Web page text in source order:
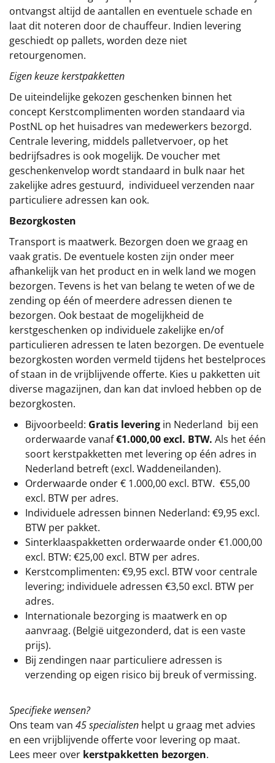
ontvangst altijd de aantallen en eventuele schade en
laat dit noteren door de chauffeur. Indien levering
geschiedt op pallets, worden deze niet
retourgenomen.
Eigen keuze kerstpakketten
De uiteindelijke gekozen geschenken binnen het
concept Kerstcomplimenten worden standaard via
PostNL op het huisadres van medewerkers bezorgd.
Centrale levering, middels palletvervoer, op het
bedrijfsadres is ook mogelijk. De voucher met
geschenkenvelop wordt standaard in bulk naar het
zakelijke adres gestuurd, individueel verzenden naar
particuliere adressen kan ook.
Bezorgkosten
Transport is maatwerk. Bezorgen doen we graag en
vaak gratis. De eventuele kosten zijn onder meer
afhankelijk van het product en in welk land we mogen
bezorgen. Tevens is het van belang te weten of we de
zending op één of meerdere adressen dienen te
bezorgen. Ook bestaat de mogelijkheid de
kerstgeschenken op individuele zakelijke en/of
particulieren adressen te laten bezorgen. De eventuele
bezorgkosten worden vermeld tijdens het bestelproces
of staan in de vrijblijvende offerte. Kies u pakketten uit
diverse magazijnen, dan kan dat invloed hebben op de
bezorgkosten.
Bijvoorbeeld: Gratis levering in Nederland bij een
orderwaarde vanaf€1.000,00 excl. BTW. Als het één
soort kerstpakketten met levering op één adres in
Nederland betreft (excl. Waddeneilanden).
Orderwaarde onder € 1.000,00 excl. BTW. €55,00
excl. BTW per adres.
Individuele adressen binnen Nederland: €9,95 excl.
BTW per pakket.
Sinterklaaspakketten orderwaarde onder €1.000,00
excl. BTW: €25,00 excl. BTW per adres.
Kerstcomplimenten: €9,95 excl. BTW voor centrale
levering; individuele adressen €3,50 excl. BTW per
adres.
Internationale bezorging is maatwerk en op
aanvraag. (België uitgezonderd, dat is een vaste
prijs).
Bij zendingen naar particuliere adressen is
verzending op eigen risico bij breuk of vermissing.
Specifieke wensen?
Ons team van 45 specialisten helpt u graag met advies
en een vrijblijvende offerte voor levering op maat.
Lees meer over kerstpakketten bezorgen.